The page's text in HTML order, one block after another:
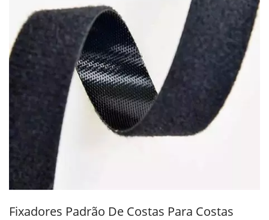
Fixadores Padrão De Costas Para Costas